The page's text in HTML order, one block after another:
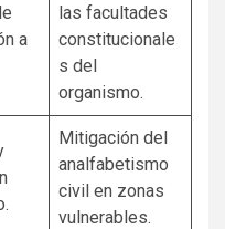
a
las facultades
constitucionale
s del
organismo.
Mitigación del
analfabetismo
civil en zonas
vulnerables.